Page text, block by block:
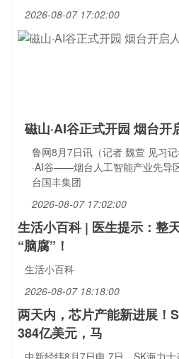
2026-08-07 17:02:00
磁山·AI谷正式开园 烟台
鲁网8月7日讯（记者 魏萱 见习
·AI谷——烟台人工智能产业先导
台国丰集团
2026-08-07 17:02:00
生活小百科 | 医生提示：整
“脑腐”！
生活小百科
2026-08-07 18:18:00
两天内，芯片产能新进展！
384亿美元，马
中新经纬8月7日电 7日，SK海力